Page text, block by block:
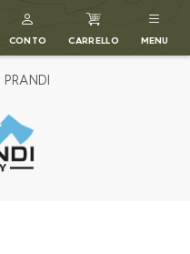
CONTO CARRELLO MENU
PRANDI